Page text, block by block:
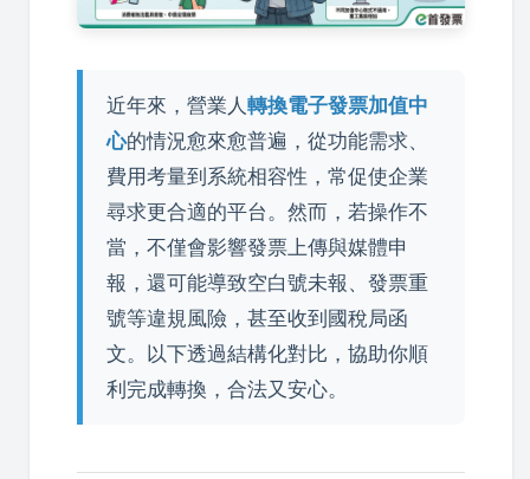
近年來，營業人 轉換電子發票加值中
心的情況愈來愈普遍，從功能需求、
費用考量到系統相容性，常促使企業
尋求更合適的平台。然而，若操作不
當，不僅會影響發票上傳與媒體申
報，還可能導致空白號未報、發票重
號等違規風險，甚至收到國稅局函
文。以下透過結構化對比，協助你順
利完成轉換，合法又安心。